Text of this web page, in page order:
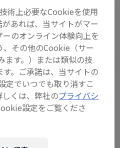
術上必要なCookieを使用
あれば、当サイトがマー
のオンライン体験向上を
、その他のCookie（サー
ます。）または類似の技
。ご承諾は、当サイトの
定でいつでも取り消すこ
くは、弊社のプライバシ
設定をご覧くださ